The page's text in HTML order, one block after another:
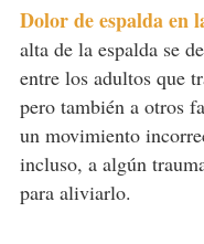
Dolor de espalda en
alta de la espalda se
entre los adultos que
pero también a otros
un movimiento
incluso, a algún
para aliviarlo.